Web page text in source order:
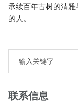
承续百年古树的清
的人。
联系信息